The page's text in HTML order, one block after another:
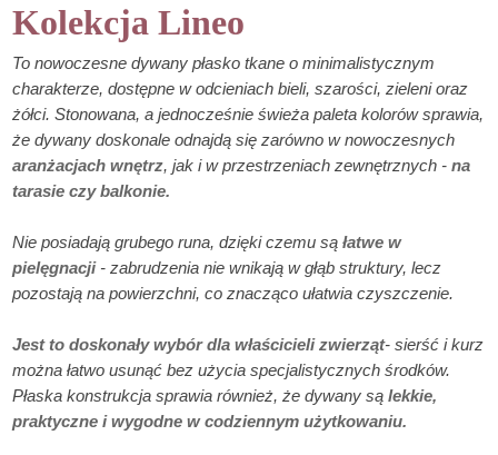
Kolekcja Lineo
To nowoczesne dywany płasko tkane o minimalistycznym
charakterze, dostępne w odcieniach bieli, szarości, zieleni oraz
żółci. Stonowana, a jednocześnie świeża paleta kolorów sprawia,
że dywany doskonale odnajdą się zarówno w nowoczesnych
aranżacjach wnętrz, jak i w przestrzeniach zewnętrznych -na
tarasie czy balkonie.
Nie posiadają grubego runa, dzięki czemu sąłatwe w
pielęgnacji - zabrudzenia nie wnikają w głąb struktury, lecz
pozostają na powierzchni, co znacząco ułatwia czyszczenie.
Jest to doskonały wybór dla właścicieli zwierząt- sierść i kurz
można łatwo usunąć bez użycia specjalistycznych środków.
Płaska konstrukcja sprawia również, że dywany są lekkie,
praktyczne i wygodne w codziennym użytkowaniu.